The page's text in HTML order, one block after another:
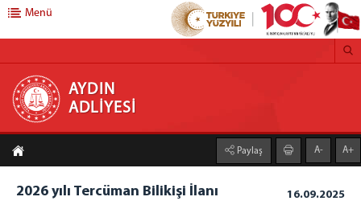
AYDIN ADLİYESİ
C.BAŞSAVCILIĞI
Menü
AYDIN
ADLİYESİ
Paylaş A- A+
2026 yılı Tercüman Bilikişi İlanı 16.09.2025